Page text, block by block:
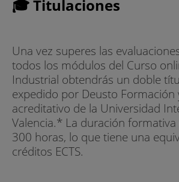
🎓 Titulaciones
Una vez superes las
todos los módulos del Curso
Industrial obtendrás un doble
expedido por Deusto Formación
acreditativo de la Universidad
Valencia.* La duración
300 horas, lo que tiene una
créditos ECTS.